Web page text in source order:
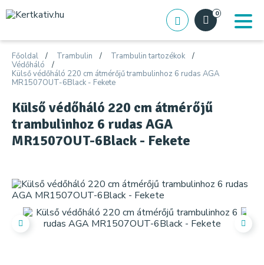
0
Főoldal Trambulin
Trambulin tartozékok
Védőháló
Külső védőháló 220 cm átmérőjű trambulinhoz 6 rudas AGA
MR1507OUT-6Black - Fekete
Külső védőháló 220 cm átmérőjű
trambulinhoz 6 rudas AGA
MR1507OUT-6Black - Fekete